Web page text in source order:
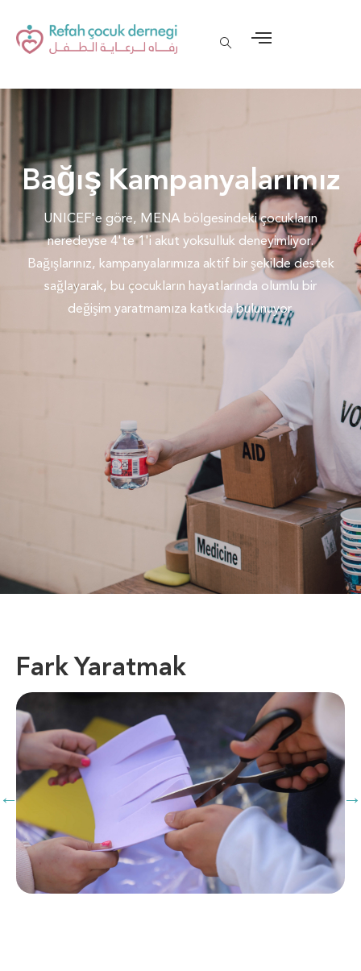
Bağış Kampanyalarımız
UNICEF'e göre, MENA bölgesindeki çocukların
neredeyse 4'te 1'i akut yoksulluk deneyimliyor.
Bağışlarınız, kampanyalarımıza aktif bir şekilde destek
sağlayarak, bu çocukların hayatlarında olumlu bir
değişim yaratmamıza katkıda bulunuyor.
Fark Yaratmak